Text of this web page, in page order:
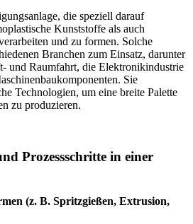
die speziell darauf
Kunststoffe als auch
und zu formen. Solche
Branchen zum Einsatz, darunter
und Raumfahrt, die Elektronikindustrie
Sie
Technologien, um eine breite Palette
zu produzieren.
Prozessschritte in einer
(z. B. Spritzgießen, Extrusion,